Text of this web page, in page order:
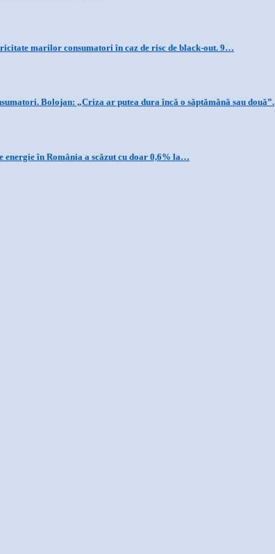
marilor consumatori în caz de risc de black-out. 9…
Bolojan: „Criza ar putea dura încă o săptămână sau două”.
energie în România a scăzut cu doar 0,6% la…